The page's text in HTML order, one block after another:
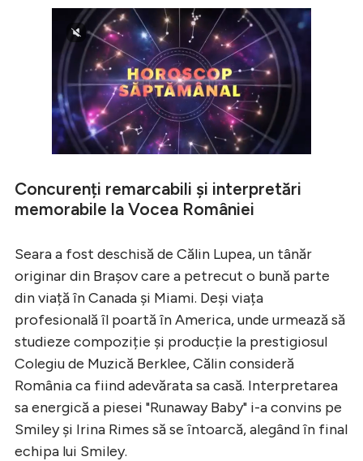
Concurenți remarcabili și interpretări
memorabile la Vocea României
Seara a fost deschisă de Călin Lupea, un tânăr
originar din Brașov care a petrecut o bună parte
din viață în Canada și Miami. Deși viața
profesională îl poartă în America, unde urmează să
studieze compoziție și producție la prestigiosul
Colegiu de Muzică Berklee, Călin consideră
România ca fiind adevărata sa casă. Interpretarea
sa energică a piesei "Runaway Baby" i-a convins pe
Smiley și Irina Rimes să se întoarcă, alegând în final
echipa lui Smiley.